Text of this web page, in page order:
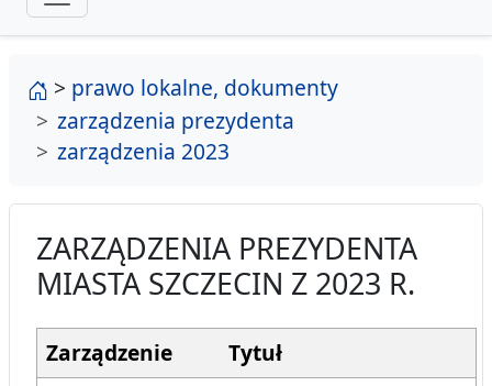
strona główna
> prawo lokalne, dokumenty
zarządzenia prezydenta
zarządzenia 2023
ZARZĄDZENIA PREZYDENTA
MIASTA SZCZECIN Z 2023 R.
Zarządzenie
Tytuł